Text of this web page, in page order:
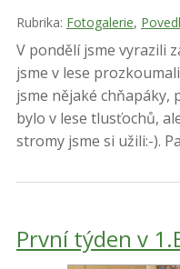
Rubrika: Fotogalerie,
V pondělí jsme vyrazili
jsme v lese
jsme nějaké chňapáky,
bylo v lese tlusťochů,
stromy jsme si užili:-).
První týden v